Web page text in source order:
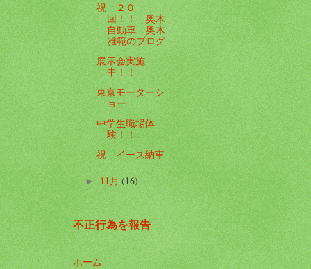
祝 ２０
回！！ 奥木
自動車 奥木
雅範のブログ
展示会実施
中！！
東京モーターシ
ョー
中学生職場体
験！！
祝 イース納車
►11月(16)
不正行為を報告
ホーム